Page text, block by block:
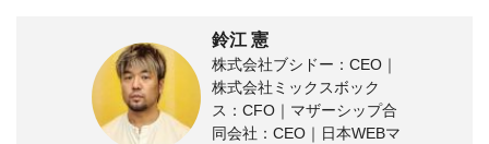
鈴江 憲
株式会社ブシドー：CEO｜
株式会社ミックスボック
ス：CFO｜マザーシップ合
同会社：CEO｜日本WEBマ